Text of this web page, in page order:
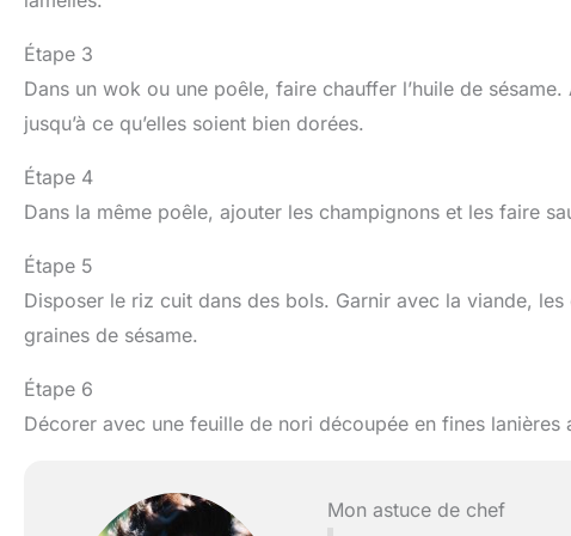
Étape 3
Dans un wok ou une poêle, faire chauffer l’huile de
jusqu’à ce qu’elles soient bien dorées.
Étape 4
Dans la même poêle, ajouter les champignons et les faire
Étape 5
Disposer le riz cuit dans des bols. Garnir avec la viande,
graines de sésame.
Étape 6
Décorer avec une feuille de nori découpée en fines lanières
Mon astuce de chef